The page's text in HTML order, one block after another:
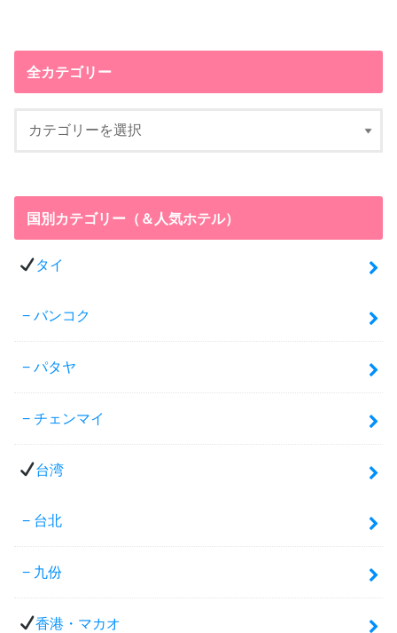
全カテゴリー
国別カテゴリー（＆人気ホテル）
タイ
バンコク
パタヤ
チェンマイ
台湾
台北
九份
香港・マカオ